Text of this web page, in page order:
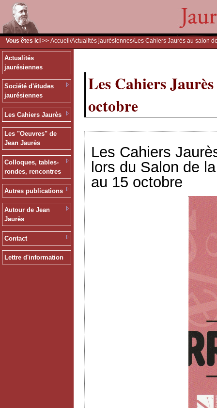
Vous êtes ici >> Accueil /Actualités jaurésiennes/Les Cahiers Jaurès au salon
Actualités
jaurésiennes
Société d'études
jaurésiennes
Les Cahiers Jaurès
Les "Oeuvres" de
Jean Jaurès
Colloques, tables-
rondes, rencontres
Autres publications
Autour de Jean
Jaurès
Contact
Lettre d'information
Les Cahiers
octobre
Les Cahiers
lors du Salon de
au 15 octobre